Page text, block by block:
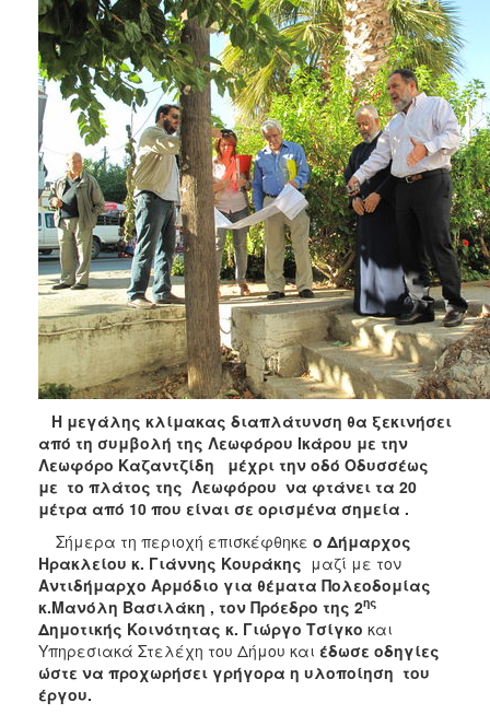
ΤΟΠΟΣ
ΠΟΛΙΤΙΣΜΟΣ
ΑΝΘΕΚΤΙΚΗ
ΠΟΛΗ
Η μεγάλης κλίμακας διαπλάτυνση θα ξεκινήσει
από τη συμβολή της Λεωφόρου Ικάρου με την
Λεωφόρο Καζαντζίδη μέχρι την οδό Οδυσσέως
με το πλάτος της Λεωφόρου να φτάνει τα 20
μέτρα από 10 που είναι σε ορισμένα σημεία .
Σήμερα τη περιοχή επισκέφθηκε ο Δήμαρχος
Ηρακλείου κ. Γιάννης Κουράκης μαζί με τον
Αντιδήμαρχο Αρμόδιο για θέματα Πολεοδομίας
κ.Μανόλη Βασιλάκη , τον Πρόεδρο της 2ης
Δημοτικής Κοινότητας κ. Γιώργο Τσίγκο και
Υπηρεσιακά Στελέχη του Δήμου και έδωσε οδηγίες
ώστε να προχωρήσει γρήγορα η υλοποίηση του
έργου.